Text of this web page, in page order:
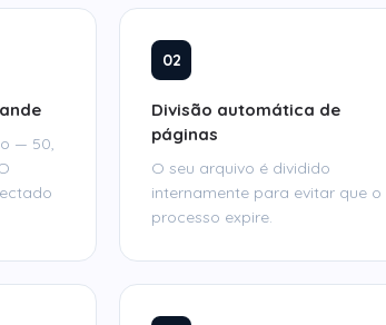
— 50,
02
Divisão automática de
páginas
O seu arquivo é dividido
internamente para evitar que o
processo expire.